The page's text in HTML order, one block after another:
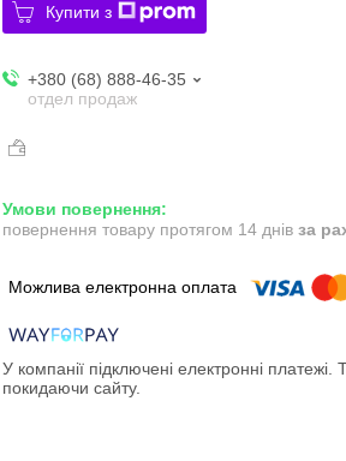
Купити з
+380 (68) 888-46-35
отдел продаж
повернення товару протягом 14 днів за
У компанії підключені електронні
покидаючи сайту.